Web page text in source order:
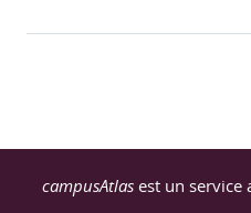
campusAtlas est un service